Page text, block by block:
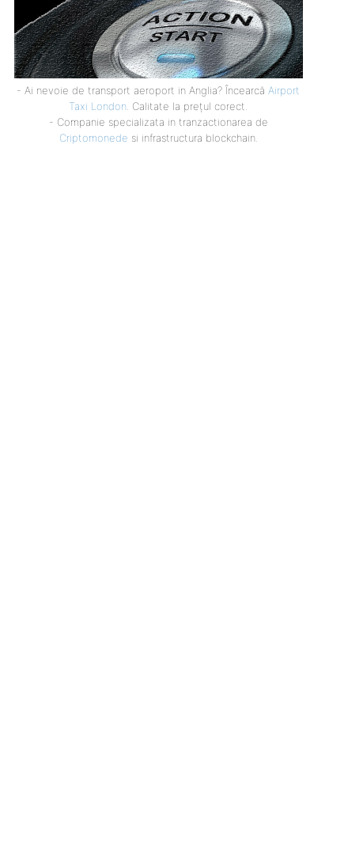
- Ai nevoie de transport aeroport in Anglia? Încearcă Airport
Taxi London . Calitate la prețul corect.
- Companie specializata in tranzactionarea de
Criptomonede si infrastructura blockchain.